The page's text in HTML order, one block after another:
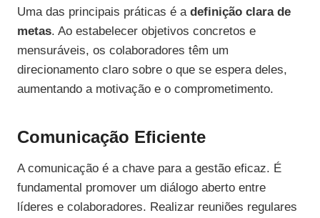
Uma das principais práticas é a definição clara de
metas. Ao estabelecer objetivos concretos e
mensuráveis, os colaboradores têm um
direcionamento claro sobre o que se espera deles,
aumentando a motivação e o comprometimento.
Comunicação Eficiente
A comunicação é a chave para a gestão eficaz. É
fundamental promover um diálogo aberto entre
líderes e colaboradores. Realizar reuniões regulares